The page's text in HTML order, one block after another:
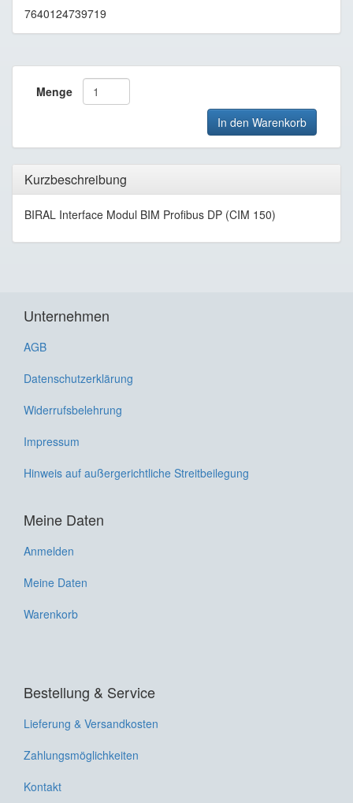
7640124739719
Menge
In den Warenkorb
Kurzbeschreibung
BIRAL Interface Modul BIM Profibus DP (CIM 150)
Unternehmen
AGB
Datenschutzerklärung
Widerrufsbelehrung
Impressum
Hinweis auf außergerichtliche Streitbeilegung
Meine Daten
Anmelden
Meine Daten
Warenkorb
Bestellung & Service
Lieferung & Versandkosten
Zahlungsmöglichkeiten
Kontakt